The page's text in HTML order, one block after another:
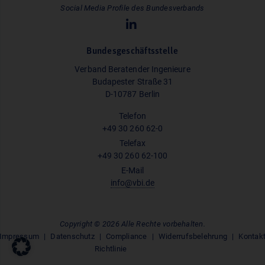
Social Media Profile des Bundesverbands
Bundesgeschäftsstelle
Verband Beratender Ingenieure
Budapester Straße 31
D-10787 Berlin
Telefon
+49 30 260 62-0
Telefax
+49 30 260 62-100
E-Mail
info@vbi.de
Copyright © 2026 Alle Rechte vorbehalten.
Datenschutz
Compliance
Richtlinie
Widerrufsbelehrung